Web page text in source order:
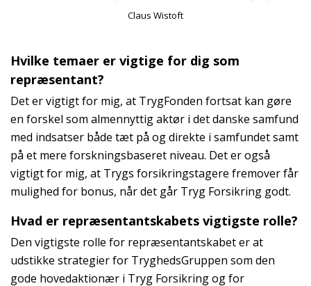
Claus Wistoft
Hvilke temaer er vigtige for dig som
repræsentant?
Det er vigtigt for mig, at TrygFonden fortsat kan gøre
en forskel som almennyttig aktør i det danske samfund
med indsatser både tæt på og direkte i samfundet samt
på et mere forskningsbaseret niveau. Det er også
vigtigt for mig, at Trygs forsikringstagere fremover får
mulighed for bonus, når det går Tryg Forsikring godt.
Hvad er repræsentantskabets vigtigste rolle?
Den vigtigste rolle for repræsentantskabet er at
udstikke strategier for TryghedsGruppen som den
gode hovedaktionær i Tryg Forsikring og for